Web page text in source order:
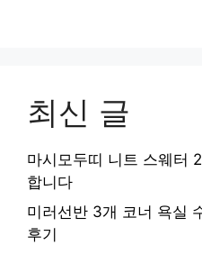
최신 글
마시모두띠 니트 스웨터
합니다
미러선반 3개 코너 욕실
후기